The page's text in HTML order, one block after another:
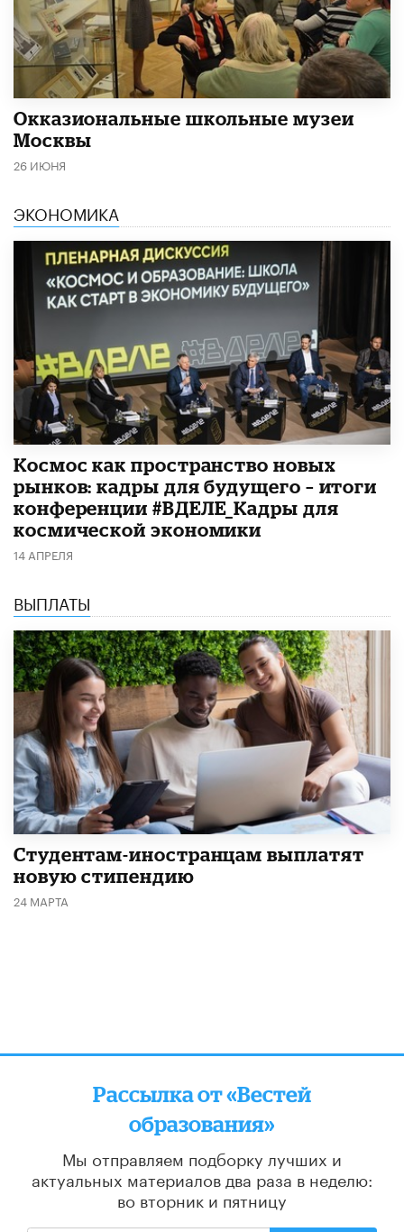
​Окказиональные школьные музеи
Москвы
26 ИЮНЯ
ЭКОНОМИКА
Космос как пространство новых
рынков: кадры для будущего – итоги
конференции #ВДЕЛЕ_Кадры для
космической экономики
14 АПРЕЛЯ
ВЫПЛАТЫ
Студентам-иностранцам выплатят
новую стипендию
24 МАРТА
Рассылка от «Вестей
образования»
Мы отправляем подборку лучших и
актуальных материалов два раза в неделю:
во вторник и пятницу